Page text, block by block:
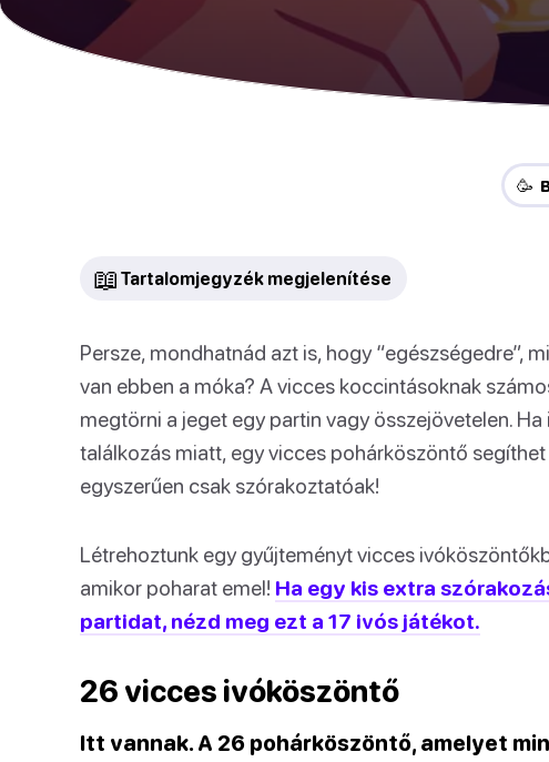
🥳
📖 Tartalomjegyzék megjelenítése
Persze, mondhatnád azt is, hogy “egészségedre”,
van ebben a móka? A vicces koccintásoknak
megtörni a jeget egy partin vagy összejövetelen.
találkozás miatt, egy vicces pohárköszöntő
egyszerűen csak szórakoztatóak!
Létrehoztunk egy gyűjteményt vicces
amikor poharat emel! Ha egy kis extra
partidat, nézd meg ezt a 17 ivós játékot.
26 vicces ivóköszöntő
Itt vannak. A 26 pohárköszöntő, amelyet